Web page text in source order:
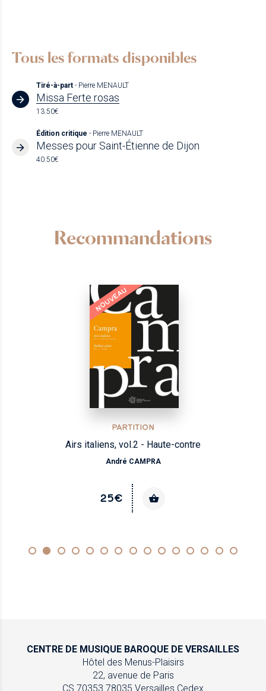
Tous les formats disponibles
Tiré-à-part - Pierre MENAULT
Missa Ferte rosas
13.50€
Édition critique - Pierre MENAULT
Messes pour Saint-Étienne de Dijon
40.50€
Recommandations
NOUVEAU
PARTITION
Airs italiens, vol.2 - Haute-contre
André CAMPRA
25€
CENTRE DE MUSIQUE BAROQUE DE VERSAILLES
Hôtel des Menus-Plaisirs
22, avenue de Paris
CS 70353 78035 Versailles Cedex